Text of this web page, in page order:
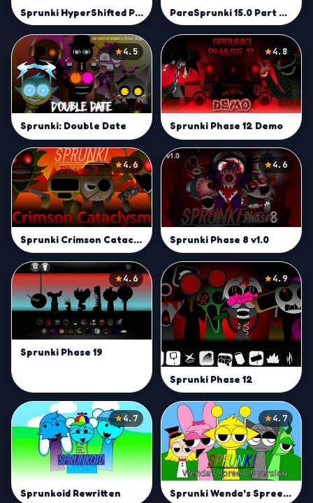
Sprunki HyperShifted Phase 4 but Swap Double ParaSprunki 15.0 Part 2 Reupload
4.5
Sprunki: Double Date
4.8
Sprunki Phase 12 Demo
4.6
Sprunki Crimson Cataclysm Phase 3
4.6
Sprunki Phase 8 v1.0
4.6
Sprunki Phase 19
4.9
Sprunki Phase 12
4.7
Sprunkoid Rewritten
4.7
Sprunki Wenda's Spree Official